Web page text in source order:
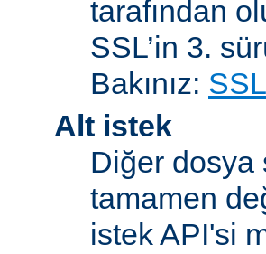
tarafından
SSL’in 3.
Bakınız:
Alt istek
Diğer dosya
tamamen
istek API'si